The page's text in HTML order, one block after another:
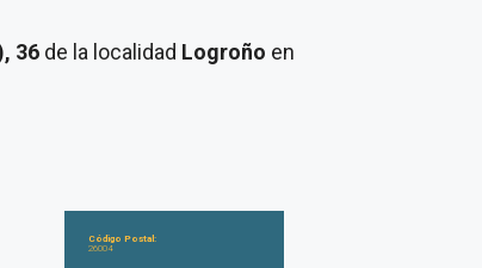
36 de la localidad Logroño en
Código Postal:
26004